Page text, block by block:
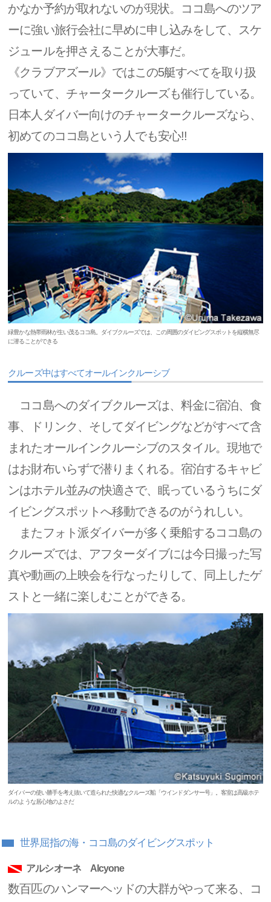
かなか予約が取れないのが現状。ココ島へのツア
ーに強い旅行会社に早めに申し込みをして、スケ
ジュールを押さえることが大事だ。
《クラブアズール》ではこの5艇すべてを取り扱
っていて、チャータークルーズも催行している。
日本人ダイバー向けのチャータークルーズなら、
初めてのココ島という人でも安心!!
緑豊かな熱帯雨林が生い茂るココ島。ダイブクルーズでは、この周囲のダイビングスポットを縦横無尽
に潜ることができる
クルーズ中はすべてオールインクルーシブ
ココ島へのダイブクルーズは、料金に宿泊、食
事、ドリンク、そしてダイビングなどがすべて含
まれたオールインクルーシブのスタイル。現地で
はお財布いらずで潜りまくれる。宿泊するキャビ
ンはホテル並みの快適さで、眠っているうちにダ
イビングスポットへ移動できるのがうれしい。
またフォト派ダイバーが多く乗船するココ島の
クルーズでは、アフターダイブには今日撮った写
真や動画の上映会を行なったりして、同上したゲ
ストと一緒に楽しむことができる。
ダイバーの使い勝手を考え抜いて造られた快適なクルーズ船「ウインドダンサー号」。客室は高級ホテ
ルのような居心地のよさだ
世界屈指の海・ココ島のダイビングスポット
アルシオーネ Alcyone
数百匹のハンマーヘッドの大群がやって来る、コ